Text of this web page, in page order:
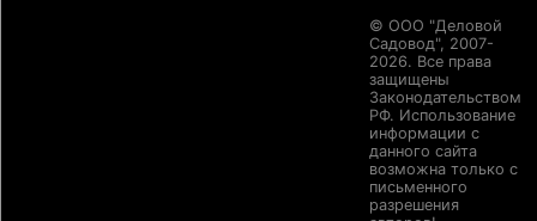
© ООО "Деловой
Садовод", 2007-
2026. Все права
защищены
Законодательством
РФ. Использование
информации с
данного сайта
возможна только с
письменного
разрешения